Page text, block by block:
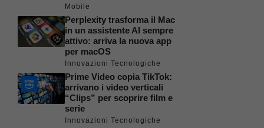
Mobile
Perplexity trasforma il Mac
in un assistente AI sempre
attivo: arriva la nuova app
per macOS
Innovazioni Tecnologiche
Prime Video copia TikTok:
arrivano i video verticali
“Clips” per scoprire film e
serie
Innovazioni Tecnologiche